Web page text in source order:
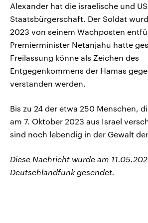
Alexander hat die israelische und
Staatsbürgerschaft. Der Soldat
2023 von seinem Wachposten
Premierminister Netanjahu hatte
Freilassung könne als Zeichen des
Entgegenkommens der Hamas
verstanden werden.
Bis zu 24 der etwa 250 Menschen,
am 7. Oktober 2023 aus Israel
sind noch lebendig in der Gewalt
Diese Nachricht wurde am
Deutschlandfunk gesendet.